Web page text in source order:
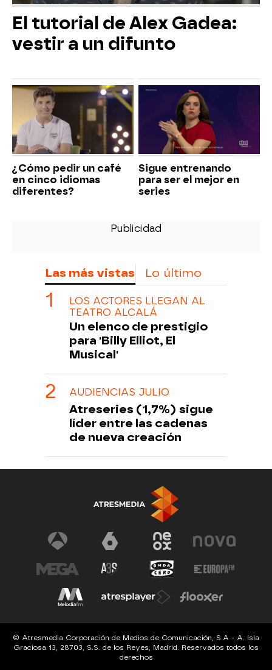
El tutorial de Alex Gadea:
vestir a un difunto
¿Cómo pedir un café
en cinco idiomas
diferentes?
Sigue entrenando
para ser el mejor en
series
Las más vistas Lo último
LOS ACTORES LLEGAN AL
TEATRO ALCALÁ
Un elenco de prestigio
para 'Billy Elliot, El
Musical'
AUDIENCIAS JULIO
Atreseries (1,7%) sigue
líder entre las cadenas
de nueva creación
© Atresmedia Corporación de Medios de Comunicación, S.A - A. Isla
Graciosa 13, 28703, S.S. de los Reyes, Madrid. Reservados todos los
derechos